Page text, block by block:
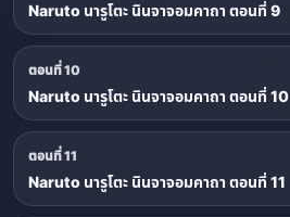
Naruto นารูโตะ นินจาจอมคาถา ตอนที่ 9
ตอนที่ 10
Naruto นารูโตะ นินจาจอมคาถา ตอนที่ 10
ตอนที่ 11
Naruto นารูโตะ นินจาจอมคาถา ตอนที่ 11